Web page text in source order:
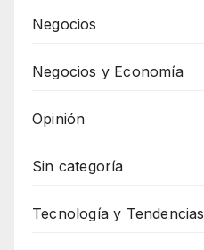
Negocios
Negocios y Economía
Opinión
Sin categoría
Tecnología y Tendencias